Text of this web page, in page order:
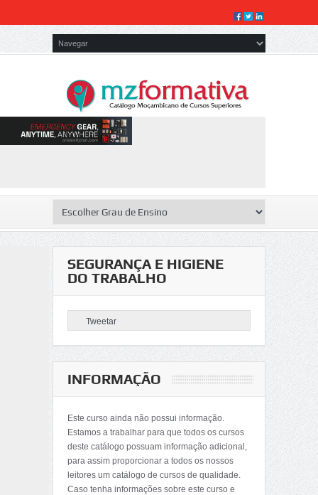
SEGURANÇA E HIGIENE
DO TRABALHO
Tweetar
INFORMAÇÃO
Este curso ainda não possui informação.
Estamos a trabalhar para que todos os cursos
deste catálogo possuam informação adicional,
para assim proporcionar a todos os nossos
leitores um catálogo de cursos de qualidade.
Caso tenha informações sobre este curso e